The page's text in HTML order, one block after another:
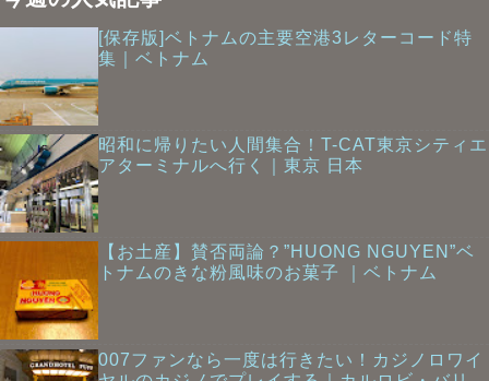
[保存版]ベトナムの主要空港3レターコード特
集｜ベトナム
昭和に帰りたい人間集合！T-CAT東京シティエ
アターミナルへ行く｜東京 日本
【お土産】賛否両論？”HUONG NGUYEN”ベ
トナムのきな粉風味のお菓子 ｜ベトナム
007ファンなら一度は行きたい！カジノロワイ